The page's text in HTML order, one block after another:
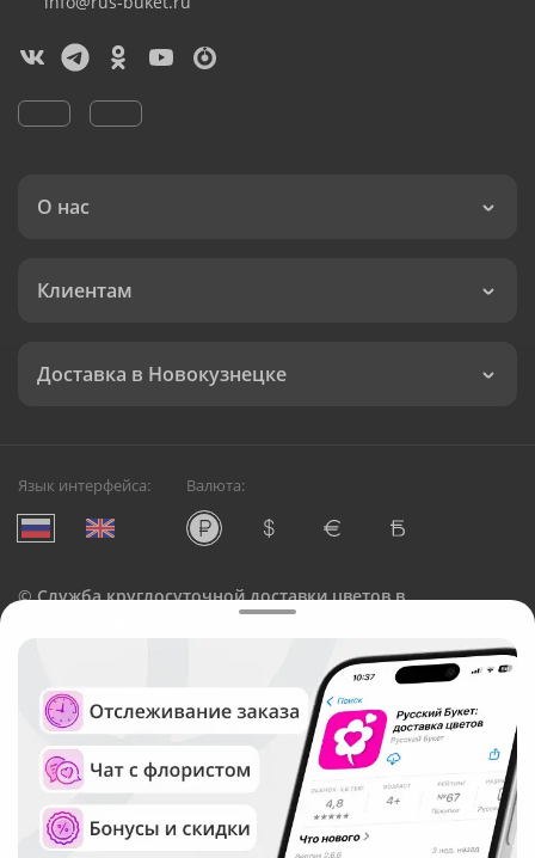
О нас
Клиентам
Доставка в Новокузнецке
Язык интерфейса: Валюта:
©Служба круглосуточной доставки цветов в
Русский Букет, 2026
Общество с ограниченной ответственностью «Технология»
ОГРН: 1195476081745, ИНН: 5410081997
Юридический адрес: г. Новосибирск, ул. Ипподромская,
д.42, оф. 3
Рейтинг Русского букета в г. Новокузнецк